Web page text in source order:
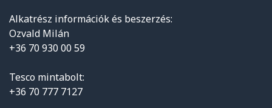
Alkatrész információk és beszerzés:
Ozvald Milán
+36 70 930 00 59
Tesco mintabolt:
+36 70 777 7127